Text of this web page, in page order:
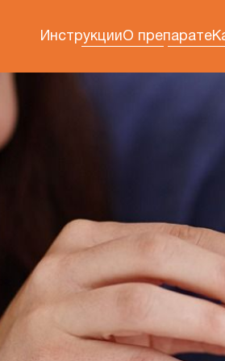
ИнструкцииО препарате